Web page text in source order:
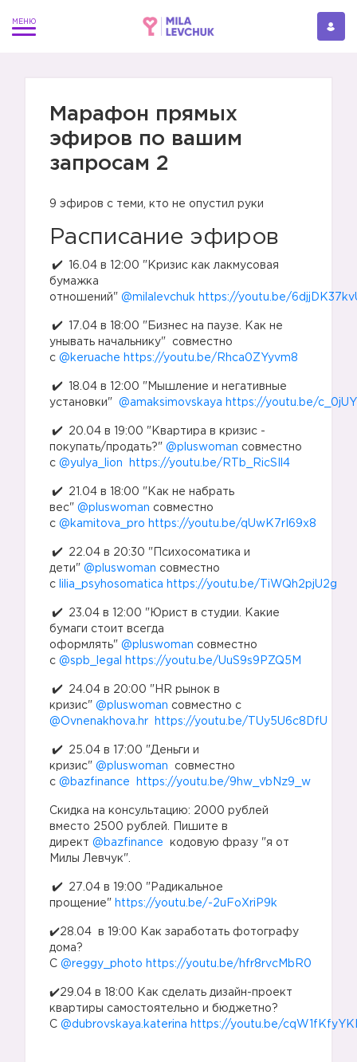
Марафон прямых
эфиров по вашим
запросам 2
9 эфиров с теми, кто не опустил руки
Расписание эфиров
✔️
16.04 в 12:00 "Кризис как лакмусовая
бумажка
отношений" @milalevchuk https://youtu.be/
17.04 в 18:00 "Бизнес на паузе. Как не
унывать начальнику"
совместно
с @keruache https://youtu.be/Rhca0ZYyvm8
18.04 в 12:00 "Мышление и негативные
установки"
@amaksimovskaya https://youtu.be/
20.04 в 19:00 "Квартира в кризис -
покупать/продать?" @pluswoman совместно
с @yulya_lion https://youtu.be/RTb_RicSIl4
21.04 в 18:00 "Как не набрать
вес" @pluswoman совместно
с @kamitova_pro https://youtu.be/qUwK7rI69x8
22.04 в 20:30 "Психосоматика и
дети" @pluswoman совместно
с lilia_psyhosomatica https://youtu.be/TiWQh2pjU2g
23.04 в 12:00 "Юрист в студии. Какие
бумаги стоит всегда
оформлять" @pluswoman совместно
с @spb_legal https://youtu.be/UuS9s9PZQ5M
24.04 в 20:00 "HR рынок в
кризис" @pluswoman совместно с
@Ovnenakhova.hr
https://youtu.be/TUy5U6c8DfU
25.04 в 17:00 "Деньги и
кризис" @pluswoman совместно
с @bazfinance https://youtu.be/9hw_vbNz9_w
Скидка на консультацию: 2000 рублей
вместо 2500 рублей. Пишите в
директ @bazfinance кодовую фразу "я от
Милы Левчук".
27.04 в 19:00 "Радикальное
прощение" https://youtu.be/-2uFoXriP9k
✔️28.04 в 19:00 Как заработать фотографу
дома?
С @reggy_photo https://youtu.be/hfr8rvcMbR0
✔️29.04 в 18:00 Как сделать дизайн-проект
квартиры самостоятельно и бюджетно?
С @dubrovskaya.katerina https://youtu.be/